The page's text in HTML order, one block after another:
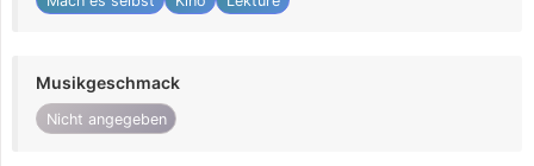
Musikgeschmack
Nicht angegeben